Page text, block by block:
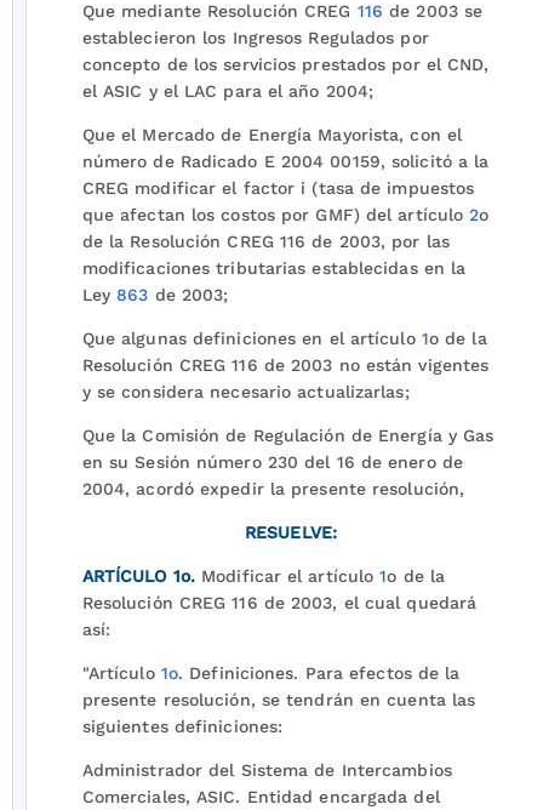
Que mediante Resolución CREG 116 de 2003 se
establecieron los Ingresos Regulados por
concepto de los servicios prestados por el CND,
el ASIC y el LAC para el año 2004;
Que el Mercado de Energía Mayorista, con el
número de Radicado E 2004 00159, solicitó a la
CREG modificar el factor i (tasa de impuestos
que afectan los costos por GMF) del artículo2o
de la Resolución CREG 116 de 2003, por las
modificaciones tributarias establecidas en la
Ley 863 de 2003;
Que algunas definiciones en el artículo 1o de la
Resolución CREG 116 de 2003 no están vigentes
y se considera necesario actualizarlas;
Que la Comisión de Regulación de Energía y Gas
en su Sesión número 230 del 16 de enero de
2004, acordó expedir la presente resolución,
RESUELVE:
ARTÍCULO 1o. Modificar el artículo1o de la
Resolución CREG 116 de 2003, el cual quedará
así:
"Artículo 1o. Definiciones. Para efectos de la
presente resolución, se tendrán en cuenta las
siguientes definiciones:
Administrador del Sistema de Intercambios
Comerciales, ASIC. Entidad encargada del